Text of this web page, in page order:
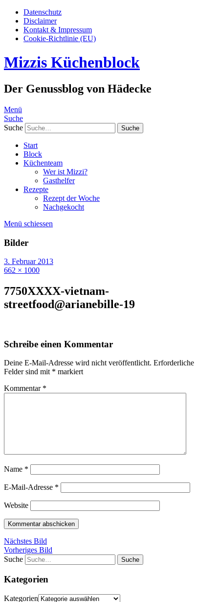
Datenschutz
Disclaimer
Kontakt & Impressum
Cookie-Richtlinie (EU)
Mizzis Küchenblock
Der Genussblog von Hädecke
Menü
Suche
Suche
Start
Block
Küchenteam
Wer ist Mizzi?
Gasthelfer
Rezepte
Rezept der Woche
Nachgekocht
Menü schiessen
Bilder
3. Februar 2013
662 × 1000
7750XXXX-vietnam-
streetfood@arianebille-19
Schreibe einen Kommentar
Deine E-Mail-Adresse wird nicht veröffentlicht. Erforderliche
Felder sind mit * markiert
Kommentar *
Name *
E-Mail-Adresse *
Website
Nächstes Bild
Vorheriges Bild
Suche
Kategorien
Kategorien